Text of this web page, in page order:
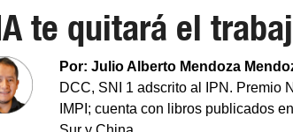
te quitará el
Por: Julio Alberto Mendoza
DCC, SNI 1 adscrito al IPN. Premio
IMPI; cuenta con libros publicados